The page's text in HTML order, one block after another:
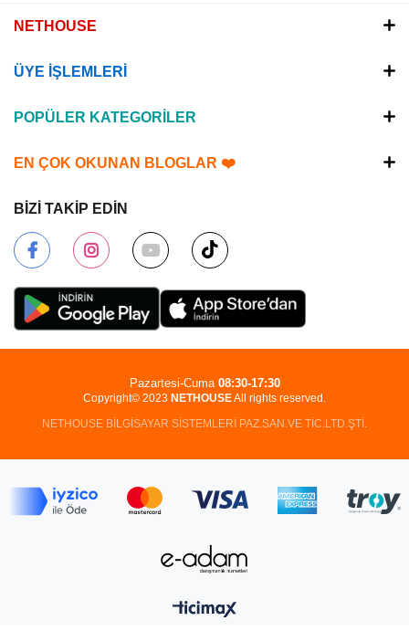
NETHOUSE
ÜYE İŞLEMLERİ
POPÜLER KATEGORİLER
EN ÇOK OKUNAN BLOGLAR ❤️
BİZİ TAKİP EDİN
Copyright© 2023 NETHOUSEAll rights reserved.
NETHOUSE BİLGİSAYAR SİSTEMLERİ PAZ.SAN.VE TİC.LTD.ŞTİ.
Pazartesi-Cuma 08:30-17:30